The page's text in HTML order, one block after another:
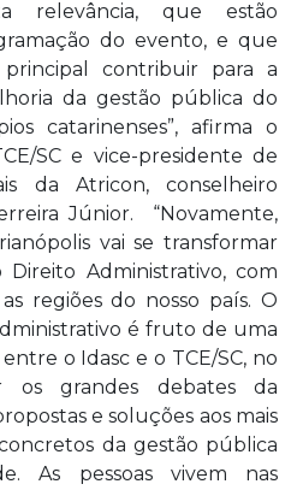
relevância, que estão
do evento, e que
contribuir para a
da gestão pública do
catarinenses”, afirma o
SC e vice-presidente de
da Atricon, conselheiro
Júnior. “Novamente,
vai se transformar
Administrativo, com
regiões do nosso país. O
é fruto de uma
o Idasc e o TCE/SC, no
os grandes debates da
e soluções aos mais
da gestão pública
As pessoas vivem nas